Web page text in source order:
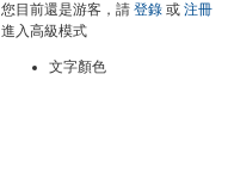
您目前還是游客，請 登錄 或 注冊
進入高級模式
文字顏色